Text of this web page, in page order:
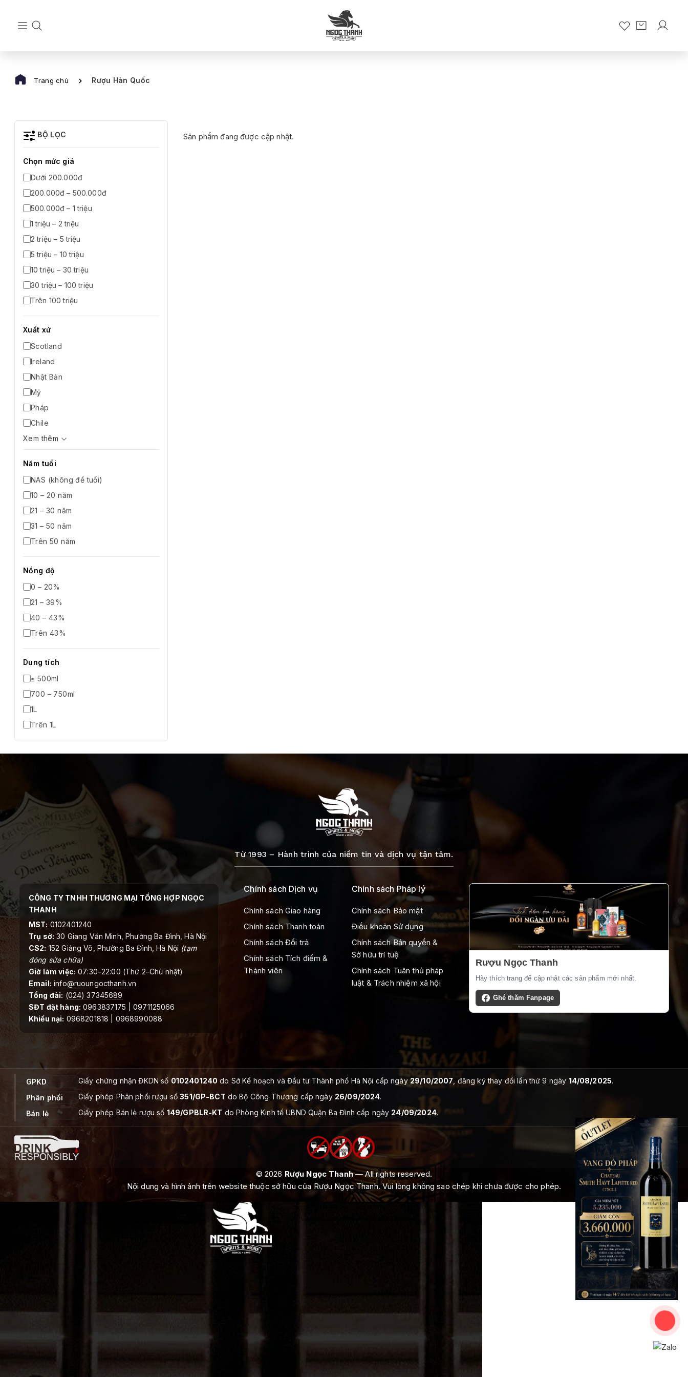
Trang chủ Rượu Hàn Quốc
BỘ LỌC
Chọn mức giá
Dưới 200.000đ
200.000đ – 500.000đ
500.000đ – 1 triệu
1 triệu – 2 triệu
2 triệu – 5 triệu
5 triệu – 10 triệu
10 triệu – 30 triệu
30 triệu – 100 triệu
Trên 100 triệu
Xuất xứ
Scotland
Ireland
Nhật Bản
Mỹ
Pháp
Chile
Xem thêm
Năm tuổi
NAS (không đề tuổi)
10 – 20 năm
21 – 30 năm
31 – 50 năm
Trên 50 năm
Nồng độ
0 – 20%
21 – 39%
40 – 43%
Trên 43%
Dung tích
≤ 500ml
700 – 750ml
1L
Trên 1L
Sản phẩm đang được cập nhật.
Từ 1993 – Hành trình của niềm tin và dịch vụ tận tâm.
CÔNG TY TNHH THƯƠNG MẠI TỔNG HỢP NGỌC
THANH
MST: 0102401240
Trụ sở: 30 Giang Văn Minh, Phường Ba Đình, Hà Nội
CS2: 152 Giảng Võ, Phường Ba Đình, Hà Nội (tạm
đóng sửa chữa)
Giờ làm việc: 07:30–22:00 (Thứ 2–Chủ nhật)
Email: info@ruoungocthanh.vn
Tổng đài: (024) 37345689
SĐT đặt hàng: 0963837175 | 0971125066
Khiếu nại: 0968201818 | 0968990088
Chính sách Dịch vụ
Chính sách Giao hàng
Chính sách Thanh toán
Chính sách Đổi trả
Chính sách Tích điểm &
Thành viên
Chính sách Pháp lý
Chính sách Bảo mật
Điều khoản Sử dụng
Chính sách Bản quyền &
Sở hữu trí tuệ
Chính sách Tuân thủ pháp
luật & Trách nhiệm xã hội
Rượu Ngọc Thanh
Hãy thích trang để cập nhật các sản phẩm mới nhất.
Ghé thăm Fanpage
GPKD Giấy chứng nhận ĐKDN số 0102401240 do Sở Kế hoạch và Đầu tư Thành phố Hà Nội cấp ngày29/10/2007 , đăng ký thay đổi lần thứ 9 ngày 14/08/2025.
Phân phối
Giấy phép Phân phối rượu số351/GP-BCT do Bộ Công Thương cấp ngày 26/09/2024.
Bán lẻ
Giấy phép Bán lẻ rượu số 149/GPBLR-KT do Phòng Kinh tế UBND Quận Ba Đình cấp ngày 24/09/2024.
© 2026 Rượu Ngọc Thanh— All rights reserved.
Nội dung và hình ảnh trên website thuộc sở hữu của Rượu Ngọc Thanh. Vui lòng không sao chép khi chưa được cho phép.